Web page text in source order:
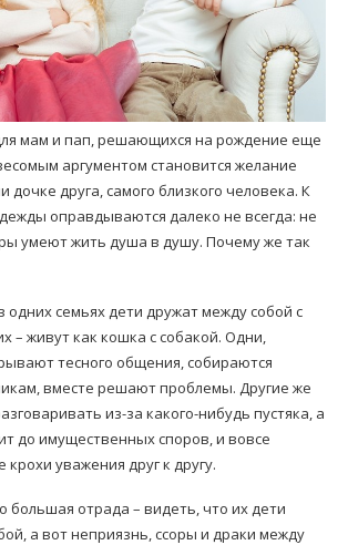
мам и пап, решающихся на рождение еще
аргументом становится желание
дочке друга, самого близкого человека. К
оправдываются далеко не всегда: не
умеют жить душа в душу. Почему же так
одних семьях дети дружат между собой с
– живут как кошка с собакой. Одни,
тесного общения, собираются
вместе решают проблемы. Другие же
из-за какого-нибудь пустяка, а
до имущественных споров, и вовсе
уважения друг к другу.
большая отрада – видеть, что их дети
а вот неприязнь, ссоры и драки между